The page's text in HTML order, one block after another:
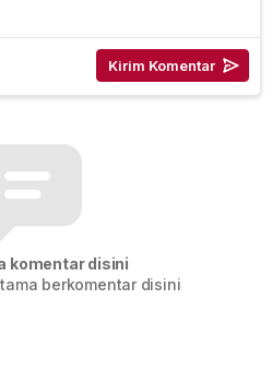
komentar disini
berkomentar disini